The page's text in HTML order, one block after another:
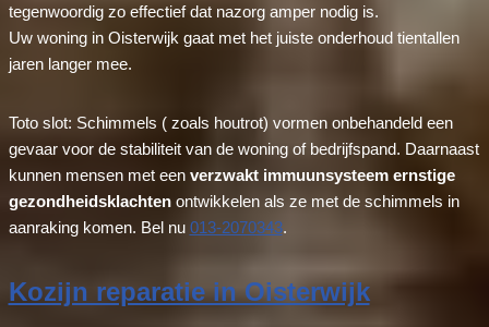
tegenwoordig zo effectief dat nazorg amper nodig is.
Uw woning in Oisterwijk gaat met het juiste onderhoud tientallen
jaren langer mee.
Toto slot: Schimmels ( zoals houtrot) vormen onbehandeld een
gevaar voor de stabiliteit van de woning of bedrijfspand. Daarnaast
kunnen mensen met een verzwakt immuunsysteem ernstige
gezondheidsklachten ontwikkelen als ze met de schimmels in
aanraking komen. Bel nu 013-2070343.
Kozijn reparatie in Oisterwijk